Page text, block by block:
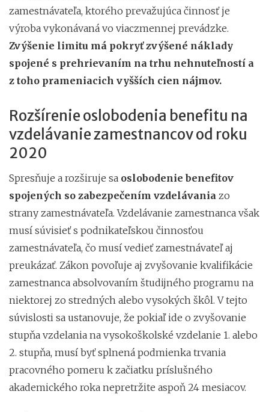
zamestnávateľa, ktorého prevažujúca činnosť je
výroba vykonávaná vo viaczmennej prevádzke.
Zvýšenie limitu má pokryť zvýšené náklady
spojené s prehrievaním na trhu nehnuteľností a
z toho prameniacich vyšších cien nájmov.
Rozšírenie oslobodenia benefitu na
vzdelávanie zamestnancov od roku
2020
Spresňuje a rozširuje sa oslobodenie benefitov
spojených so zabezpečením vzdelávania zo
strany zamestnávateľa. Vzdelávanie zamestnanca však
musí súvisieť s podnikateľskou činnosťou
zamestnávateľa, čo musí vedieť zamestnávateľ aj
preukázať. Zákon povoľuje aj zvyšovanie kvalifikácie
zamestnanca absolvovaním študijného programu na
niektorej zo stredných alebo vysokých škôl. V tejto
súvislosti sa ustanovuje, že pokiaľ ide o zvyšovanie
stupňa vzdelania na vysokoškolské vzdelanie 1. alebo
2. stupňa, musí byť splnená podmienka trvania
pracovného pomeru k začiatku príslušného
akademického roka nepretržite aspoň 24 mesiacov.